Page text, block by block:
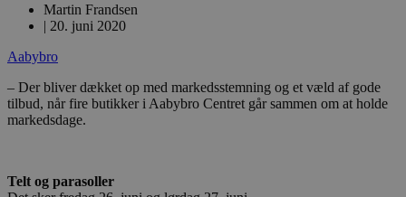
Martin Frandsen
| 20. juni 2020
Aabybro
– Der bliver dækket op med markedsstemning og et væld af gode
tilbud, når fire butikker i Aabybro Centret går sammen om at holde
markedsdage.
Telt og parasoller